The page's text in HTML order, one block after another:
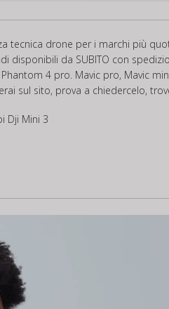
tecnica drone per i marchi più
disponibili da SUBITO con
4 pro. Mavic pro, Mavic
sul sito, prova a chiedercelo,
Dji Mini 3